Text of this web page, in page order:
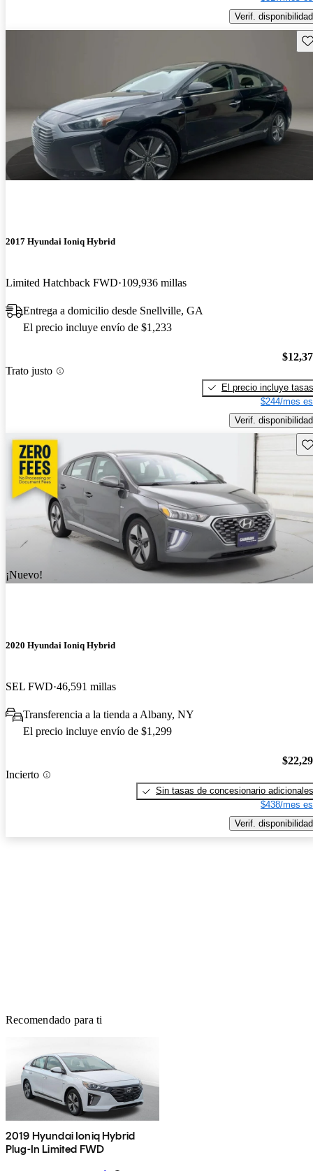
Verif. disponibilidad
2017 Hyundai Ioniq Hybrid
Limited Hatchback FWD 109,936 millas
Entrega a domicilio desde Snellville, GA
El precio incluye envío de $1,233
Trato justo
El precio incluye tasas
$244/mes
Verif. disponibilidad
¡Nuevo!
2020 Hyundai Ioniq Hybrid
SEL FWD 46,591 millas
Transferencia a la tienda a Albany, NY
El precio incluye envío de $1,299
Incierto
Sin tasas de concesionario adicionales
$438/mes
Verif. disponibilidad
Recomendado para ti
2019 Hyundai Ioniq Hybrid
Plug-In Limited FWD